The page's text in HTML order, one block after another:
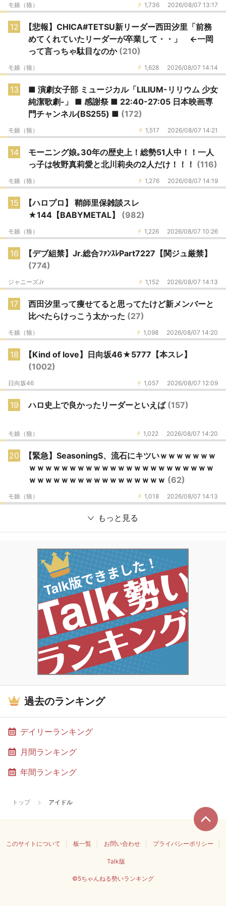
1,736 2026/08/07 13:17
モ娘（狼）
12
【悲報】CHICA#TETSU新リーダー西田汐里「前務
めてくれていたリーダーが卒業して・・」 ←一岡
って言っちゃ駄目なのか (210)
1,628 2026/08/07 14:14
モ娘（狼）
13
■ 演劇女子部 ミュージカル「LILIUM-リリウム 少女
純潔歌劇-」 ■ 感謝祭 ■ 22:40-27:05 日本映画専
門チャンネル(BS255) ■ (172)
1,517 2026/08/07 14:21
モ娘（狼）
14
モーニング娘｡30年の歴史上！総勢51人中！！一人
っ子は牧野真莉愛と北川莉央の2人だけ！！！ (116)
1,276 2026/08/07 14:19
モ娘（狼）
15
【ハロプロ】 鞘師里保雑談スレ
★144【BABYMETAL】 (982)
1,226 2026/08/07 10:26
モ娘（狼）
16
【デブ組禁】Jr.総合ﾌｧﾝｽﾚPart7227【関ジュ厳禁】
(774)
1,152 2026/08/07 14:13
ジャニーズJr
17
西田汐里って痩せてると思ってたけど新メンバーと
比べたらけっこう太かった (27)
1,098 2026/08/07 14:20
モ娘（狼）
18
【Kind of love】日向坂46★5777【本スレ】
(1002)
1,057 2026/08/07 12:09
日向坂46
19 ハロ史上で良かったリーダーといえば (157)
1,022 2026/08/07 14:20
モ娘（狼）
20
【緊急】SeasoningS、流石にキツいｗｗｗｗｗｗｗ
ｗｗｗｗｗｗｗｗｗｗｗｗｗｗｗｗｗｗｗｗｗｗｗ
ｗｗｗｗｗｗｗｗｗｗｗｗｗｗｗｗｗ (62)
1,018 2026/08/07 14:13
モ娘（狼）
もっと見る
過去のランキング
デイリーランキング
月間ランキング
年間ランキング
トップ アイドル
このサイトについて 板一覧 お問い合わせ プライバシーポリシー
Talk版
©5ちゃんねる勢いランキング